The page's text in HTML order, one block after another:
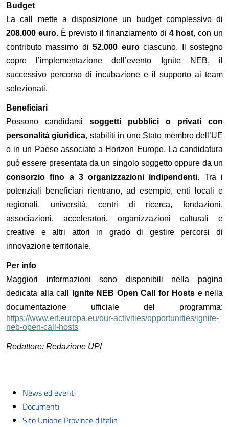
Budget
La call mette a disposizione un budget complessivo di
208.000 euro. È previsto il finanziamento di 4 host, con un
contributo massimo di52.000 eurociascuno. Il sostegno
copre l’implementazione dell’evento Ignite NEB, il
successivo percorso di incubazione e il supporto ai team
selezionati.
Beneficiari
Possono candidarsi soggetti pubblici o privati con
personalità giuridica, stabiliti in uno Stato membro dell’UE
o in un Paese associato a Horizon Europe. La candidatura
può essere presentata da un singolo soggetto oppure da un
consorzio fino a 3 organizzazioni indipendenti. Tra i
potenziali beneficiari rientrano, ad esempio, enti locali e
regionali, università, centri di ricerca, fondazioni,
associazioni, acceleratori, organizzazioni culturali e
creative e altri attori in grado di gestire percorsi di
innovazione territoriale.
Per info
Maggiori informazioni sono disponibili nella pagina
dedicata alla call
Ignite NEB Open Call for Hosts e nella
documentazione ufficiale del programma:
https://www.eit.europa.eu/our-activities/opportunities/ignite-
neb-open-call-hosts
Redattore: Redazione UPI
News ed eventi
Documenti
Sito Unione Province d'Italia